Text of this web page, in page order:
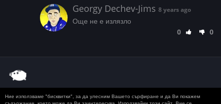
Georgy Dechev-Jims 8 years ago
Още не е излязло
0
0
© 2020 50 STOTINKI КОНТАКТ ЗА РЕКЛАМА
Ние използваме "бисквитки", за да улесним Вашето сърфиране и да Ви покажем